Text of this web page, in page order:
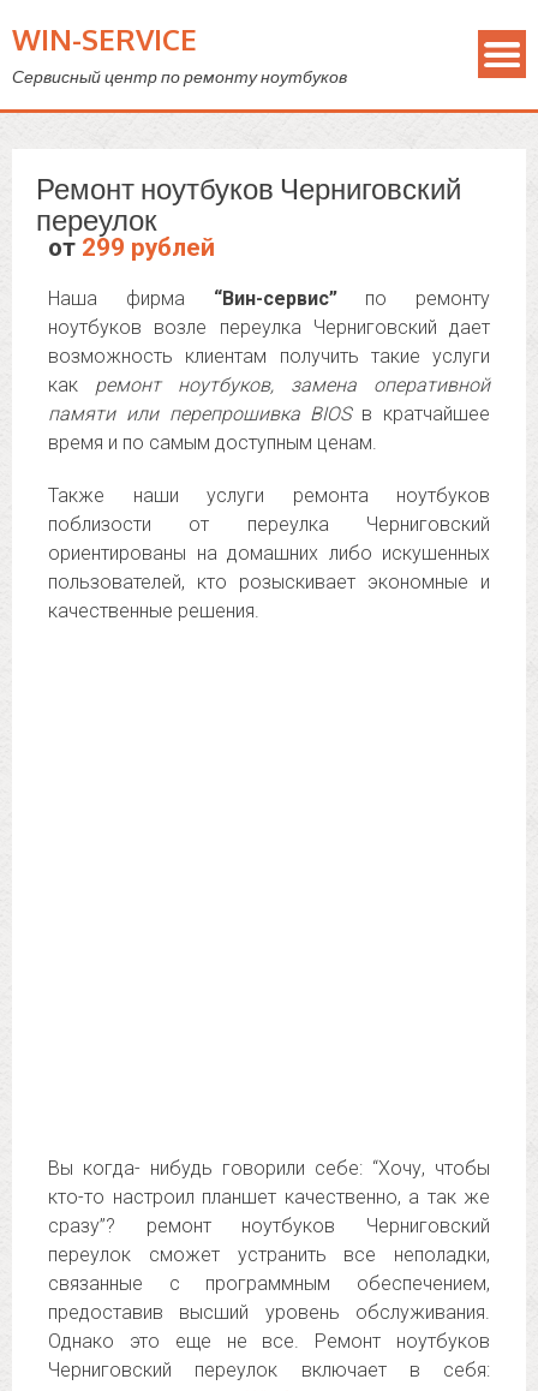
WIN-SERVICE
Сервисный центр по ремонту ноутбуков
Ремонт ноутбуков Черниговский
переулок
от 299 рублей
Наша фирма “Вин-сервис”по ремонту
ноутбуков возле переулка Черниговский дает
возможность клиентам получить такие услуги
как ремонт ноутбуков, замена оперативной
памяти или перепрошивка BIOSв кратчайшее
время и по самым доступным ценам.
Также наши услуги ремонта ноутбуков
поблизости от переулка Черниговский
ориентированы на домашних либо искушенных
пользователей, кто розыскивает экономные и
качественные решения.
Вы когда- нибудь говорили себе: “Хочу, чтобы
кто-то настроил планшет качественно, а так же
сразу”? ремонт ноутбуков Черниговский
переулок сможет устранить все неполадки,
связанные с программным обеспечением,
предоставив высший уровень обслуживания.
Однако это еще не все. Ремонт ноутбуков
Черниговский переулок включает в себя: